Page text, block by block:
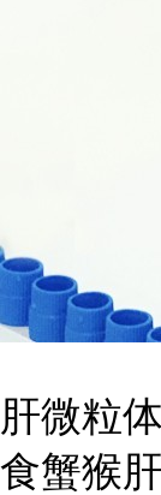
肝微粒
食蟹猴